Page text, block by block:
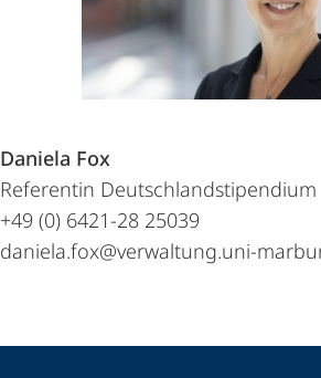
Daniela Fox
Referentin Deutschlandstipendium
+49 (0) 6421-28 25039
daniela.fox@verwaltung.uni-